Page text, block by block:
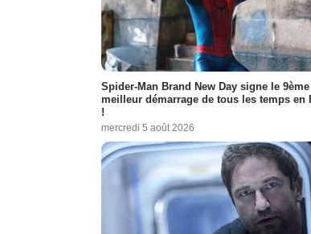
Spider-Man Brand New Day signe le 9ème
meilleur démarrage de tous les temps en
!
mercredi 5 août 2026